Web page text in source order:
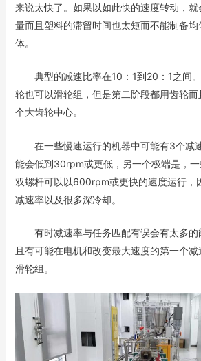
来说太快了。如果以如此快的速度转动，
量而且塑料的滞留时间也太短而不能制备
体。
典型的减速比率在10：1到20：1之间。
轮也可以滑轮组，但是第二阶段都用齿轮
个大齿轮中心。
在一些慢速运行的机器中可能有3个减
能会低到30rpm或更低，另一个极端是，
双螺杆可以以600rpm或更快的速度运行，
减速率以及很多深冷却。
有时减速率与任务匹配有误会有太多
且有可能在电机和改变最大速度的第一个
滑轮组。